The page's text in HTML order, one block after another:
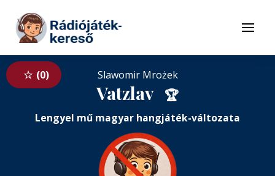
Tovább a tartalomhoz
Menü
0 Slawomir Mrożek
Vatzlav 🏆
Lengyel mű magyar hangjáték-változata